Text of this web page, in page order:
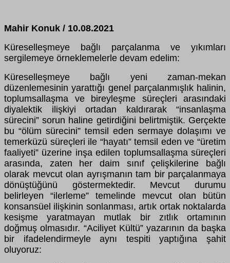
Mahir Konuk / 10.08.2021
Küreselleşmeye bağlı parçalanma ve yıkımları
sergilemeye örneklemelerle devam edelim:
Küreselleşmeye bağlı yeni zaman-mekan
düzenlemesinin yarattığı genel parçalanmışlık halinin,
toplumsallaşma ve bireyleşme süreçleri arasındaki
diyalektik ilişkiyi ortadan kaldırarak “insanlaşma
sürecini” sorun haline getirdiğini belirtmiştik. Gerçekte
bu “ölüm sürecini” temsil eden sermaye dolaşımı ve
temerküzü süreçleri ile “hayatı” temsil eden ve “üretim
faaliyeti” üzerine inşa edilen toplumsallaşma süreçleri
arasında, zaten her daim sınıf çelişkilerine bağlı
olarak mevcut olan ayrışmanın tam bir parçalanmaya
dönüştüğünü göstermektedir. Mevcut durumu
belirleyen “ilerleme” temelinde mevcut olan bütün
konsansüel ilişkinin sonlanması, artık ortak noktalarda
kesişme yaratmayan mutlak bir zıtlık ortamının
doğmuş olmasıdır. “Aciliyet Kültü” yazarının da başka
bir ifadelendirmeyle aynı tespiti yaptığına şahit
oluyoruz: